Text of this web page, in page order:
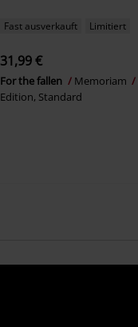
Fast ausverkauft Limitiert
31,99 €
For the fallen Memoriam
Edition, Standard